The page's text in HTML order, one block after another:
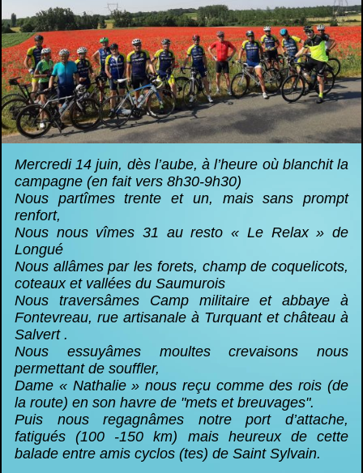
Mercredi 14 juin, dès l’aube, à l’heure où blanchit la
campagne (en fait vers 8h30-9h30)
Nous partîmes trente et un, mais sans prompt
renfort,
Nous nous vîmes 31 au resto « Le Relax » de
Longué
Nous allâmes par les forets, champ de coquelicots,
coteaux et vallées du Saumurois
Nous traversâmes Camp militaire et abbaye à
Fontevreau, rue artisanale à Turquant et château à
Salvert .
Nous essuyâmes moultes crevaisons nous
permettant de souffler,
Dame « Nathalie » nous reçu comme des rois (de
la route) en son havre de "mets et breuvages".
Puis nous regagnâmes notre port d’attache,
fatigués (100 -150 km) mais heureux de cette
balade entre amis cyclos (tes) de Saint Sylvain.